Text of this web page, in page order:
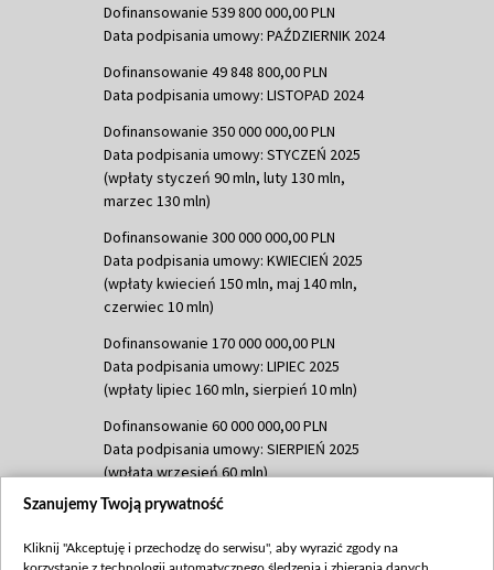
Dofinansowanie 539 800 000,00 PLN
Data podpisania umowy: PAŹDZIERNIK 2024
Dofinansowanie 49 848 800,00 PLN
Data podpisania umowy: LISTOPAD 2024
Dofinansowanie 350 000 000,00 PLN
Data podpisania umowy: STYCZEŃ 2025
(wpłaty styczeń 90 mln, luty 130 mln,
marzec 130 mln)
Dofinansowanie 300 000 000,00 PLN
Data podpisania umowy: KWIECIEŃ 2025
(wpłaty kwiecień 150 mln, maj 140 mln,
czerwiec 10 mln)
Dofinansowanie 170 000 000,00 PLN
Data podpisania umowy: LIPIEC 2025
(wpłaty lipiec 160 mln, sierpień 10 mln)
Dofinansowanie 60 000 000,00 PLN
Data podpisania umowy: SIERPIEŃ 2025
(wpłata wrzesień 60 mln)
Dofinansowanie 635 783 051,21 PLN
(wpłata wrzesień 100 mln, październik 350
Szanujemy Twoją prywatność
Kliknij "Akceptuję i przechodzę do serwisu", aby wyrazić zgody na